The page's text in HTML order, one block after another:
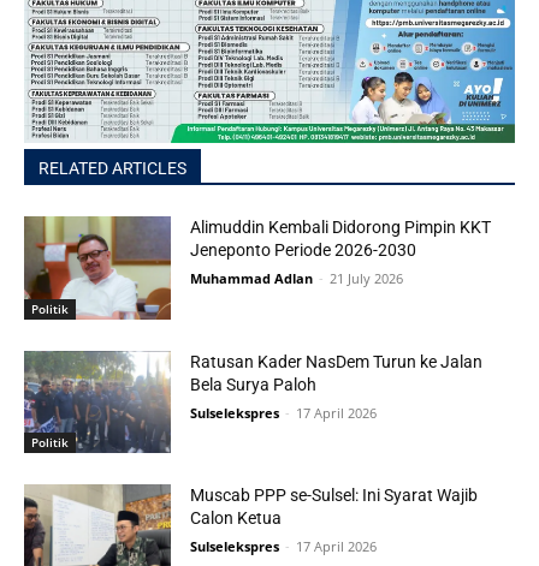
RELATED ARTICLES
Politik
Alimuddin Kembali Didorong Pimpin KKT
Jeneponto Periode 2026-2030
Muhammad Adlan - 21 July 2026
Politik
Ratusan Kader NasDem Turun ke Jalan
Bela Surya Paloh
Sulselekspres - 17 April 2026
Muscab PPP se-Sulsel: Ini Syarat Wajib
Calon Ketua
Sulselekspres - 17 April 2026